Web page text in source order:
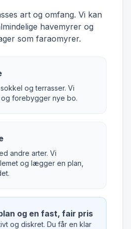
art og omfang. Vi kan
havemyrer og
som faraomyrer.
og terrasser. Vi
forebygger nye bo.
andre arter. Vi
og lægger en plan,
og en fast, fair pris
og diskret. Du får en klar